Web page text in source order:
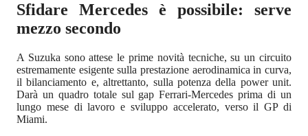
Sfidare Mercedes è possibile: serve
mezzo secondo
A Suzuka sono attese le prime novità tecniche, su un circuito
estremamente esigente sulla prestazione aerodinamica in curva,
il bilanciamento e, altrettanto, sulla potenza della power unit.
Darà un quadro totale sul gap Ferrari-Mercedes prima di un
lungo mese di lavoro e sviluppo accelerato, verso il GP di
Miami.